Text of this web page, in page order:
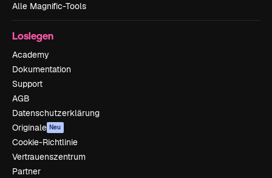
Alle Magnific-Tools
Loslegen
Academy
Dokumentation
Support
AGB
Datenschutzerklärung
Originale Neu
Cookie-Richtlinie
Vertrauenszentrum
Partner